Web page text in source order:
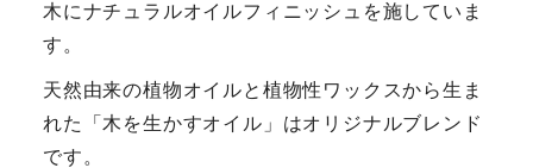
木にナチュラルオイルフィニッシュを施していま
す。
天然由来の植物オイルと植物性ワックスから生ま
れた「木を生かすオイル」はオリジナルブレンド
です。